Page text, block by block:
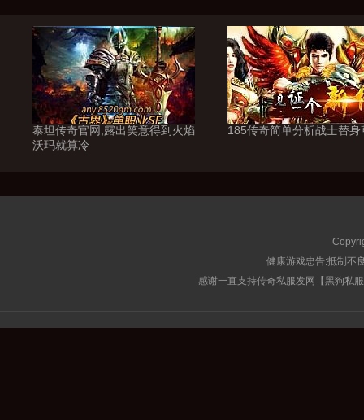
泰坦传奇官网,露出笑意得到火焰
沃玛就算冷
185传奇简单分析战士替身
健康游戏忠告:抵制不
感谢一直支持传奇私服发网【黑狗私